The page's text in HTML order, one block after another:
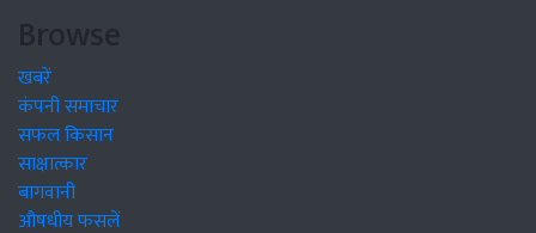
Browse
खबरें
कंपनी समाचार
सफल किसान
साक्षात्कार
बागवानी
औषधीय फसलें